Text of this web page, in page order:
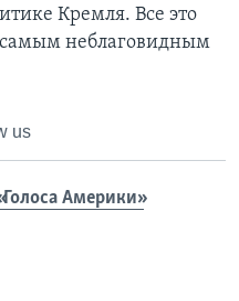
Кремля. Все это
неблаговидным
us
Америки»